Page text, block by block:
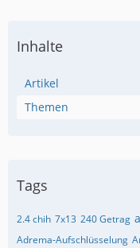
Inhalte
Artikel
Themen
Tags
2.4 chih 7x13 240 Getrag a
Adrema-Aufschlüsselung